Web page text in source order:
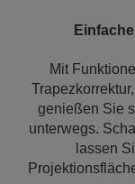
Mit
genießen Sie
unterwegs.
lassen